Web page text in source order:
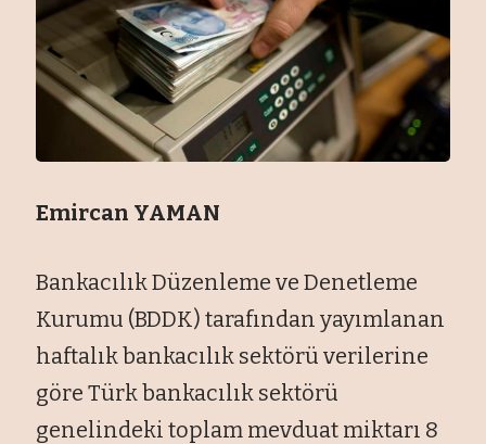
Emircan YAMAN
Bankacılık Düzenleme ve Denetleme
Kurumu (BDDK) tarafından yayımlanan
haftalık bankacılık sektörü verilerine
göre Türk bankacılık sektörü
genelindeki toplam mevduat miktarı 8